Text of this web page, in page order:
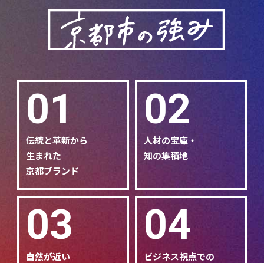
01
伝統と革新から
生まれた
京都ブランド
02
人材の宝庫・
知の集積地
03
自然が近い
04
ビジネス視点での